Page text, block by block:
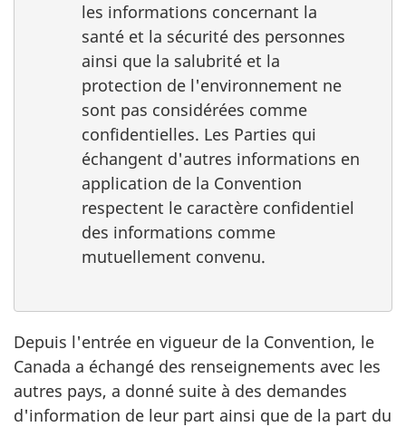
les informations concernant la
santé et la sécurité des personnes
ainsi que la salubrité et la
protection de l'environnement ne
sont pas considérées comme
confidentielles. Les Parties qui
échangent d'autres informations en
application de la Convention
respectent le caractère confidentiel
des informations comme
mutuellement convenu.
Depuis l'entrée en vigueur de la Convention, le
Canada a échangé des renseignements avec les
autres pays, a donné suite à des demandes
d'information de leur part ainsi que de la part du